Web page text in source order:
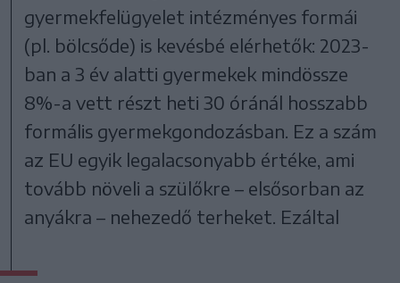
gyermekfelügyelet intézményes formái
(pl. bölcsőde) is kevésbé elérhetők: 2023-
ban a 3 év alatti gyermekek mindössze
8%-a vett részt heti 30 óránál hosszabb
formális gyermekgondozásban. Ez a szám
az EU egyik legalacsonyabb értéke, ami
tovább növeli a szülőkre – elsősorban az
anyákra – nehezedő terheket. Ezáltal